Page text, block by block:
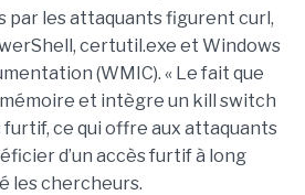
par les attaquants figurent curl,
certutil.exe et Windows
(WMIC). « Le fait que
et intègre un kill switch
furtif, ce qui offre aux attaquants
d’un accès furtif à long
les chercheurs.